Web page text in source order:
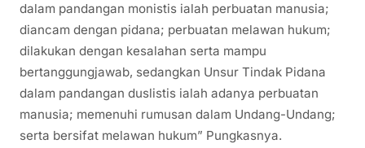
dalam pandangan monistis ialah perbuatan manusia;
diancam dengan pidana; perbuatan melawan hukum;
dilakukan dengan kesalahan serta mampu
bertanggungjawab, sedangkan Unsur Tindak Pidana
dalam pandangan duslistis ialah adanya perbuatan
manusia; memenuhi rumusan dalam Undang-Undang;
serta bersifat melawan hukum” Pungkasnya.